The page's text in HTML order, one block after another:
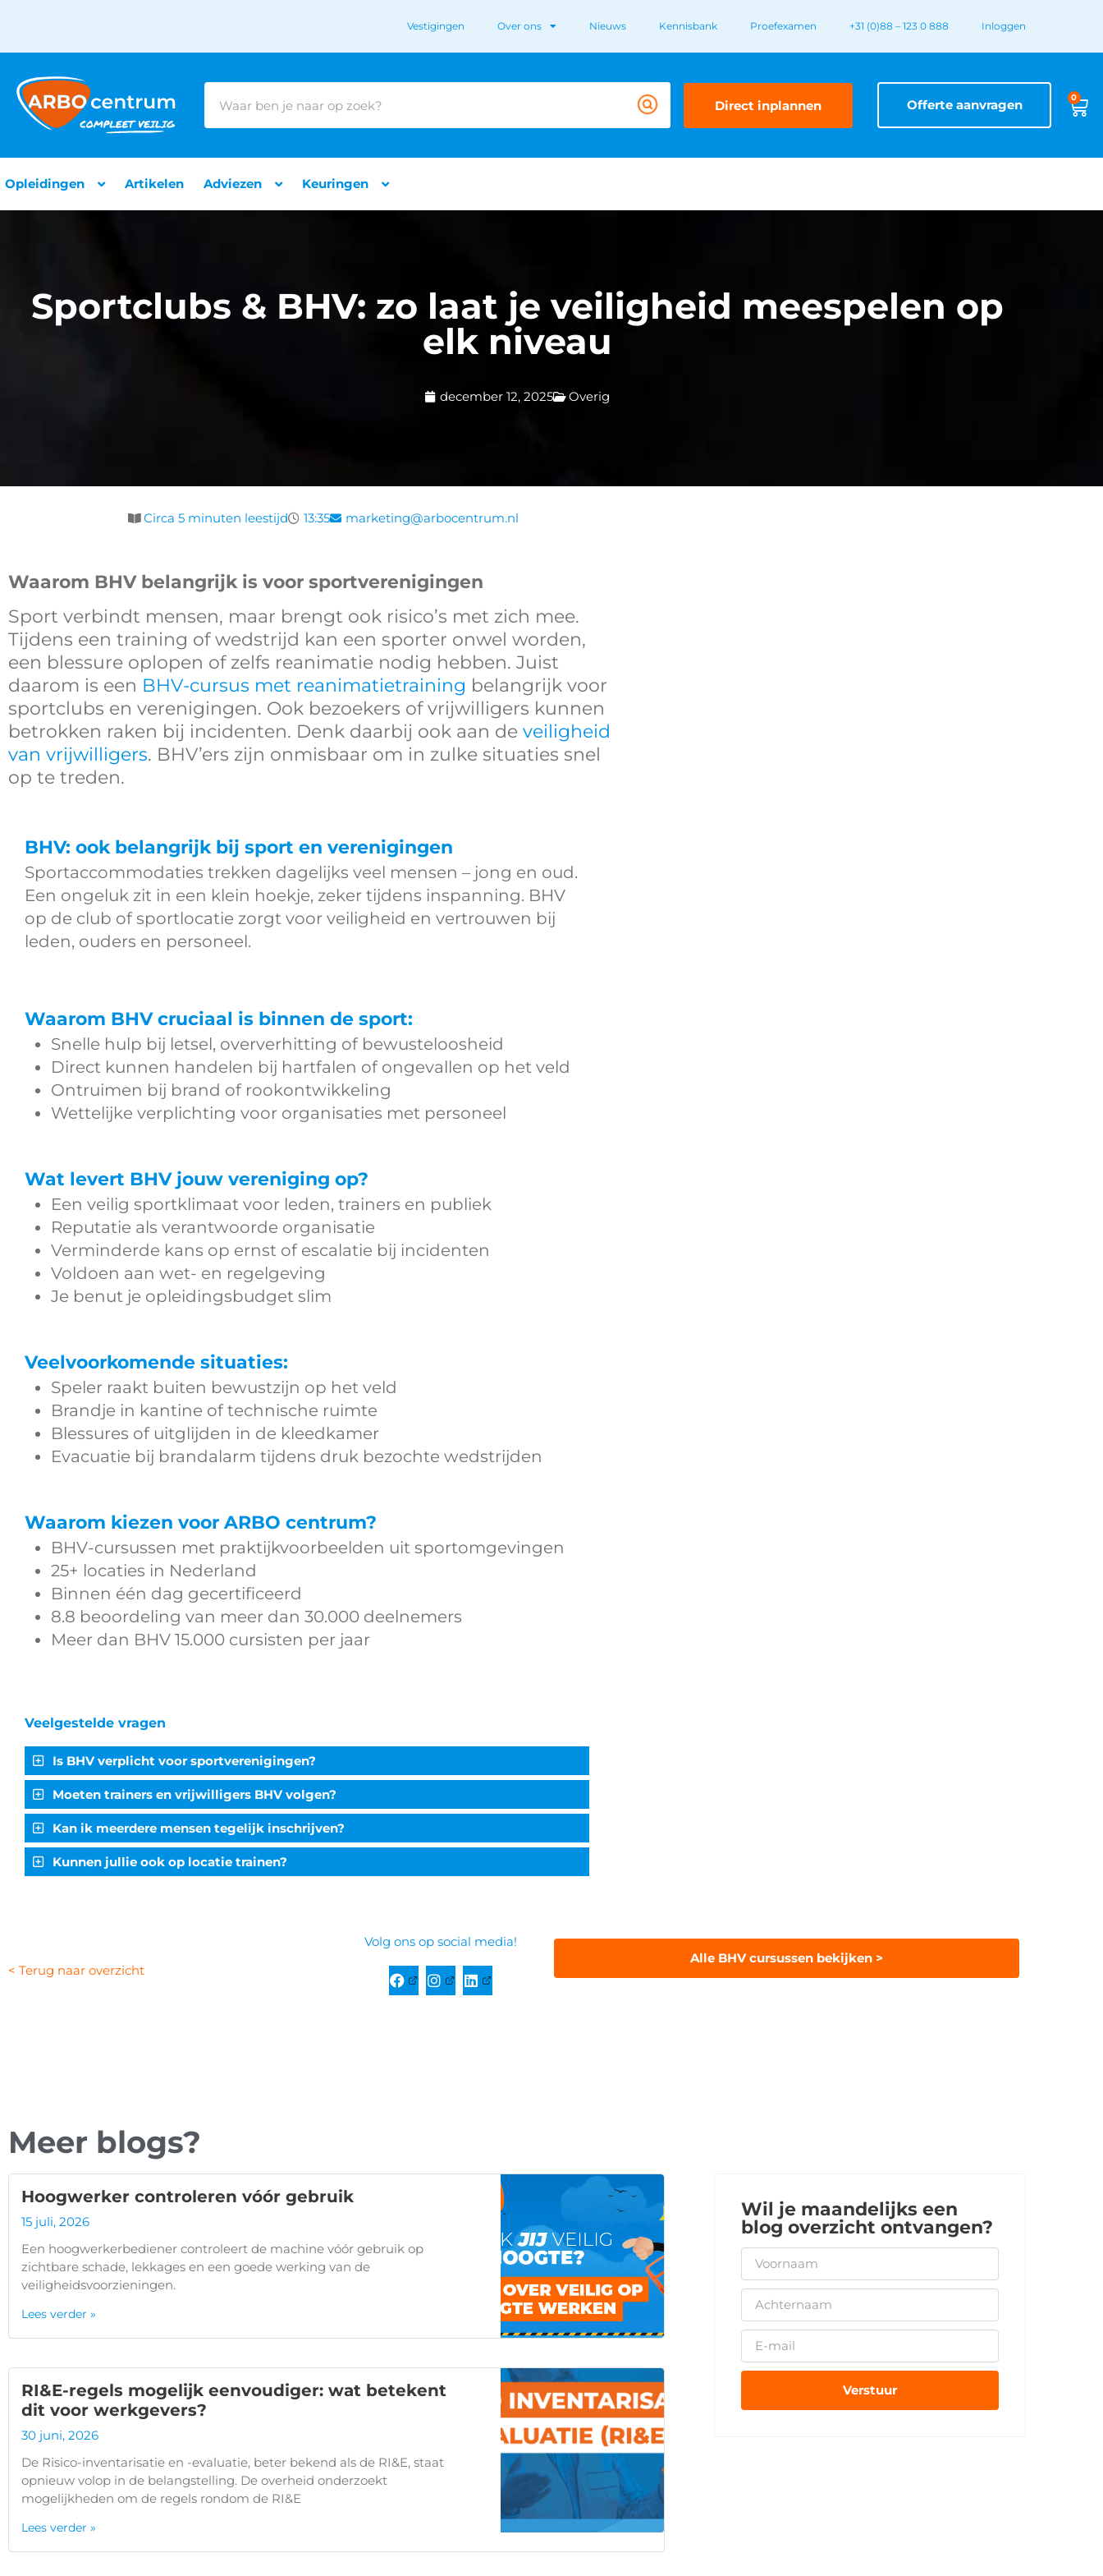
Vestigingen Over ons Nieuws Kennisbank Proefexamen +31 (0)88 – 123 0 888 Inloggen
Direct inplannen Offerte aanvragen 0
Opleidingen Artikelen Adviezen Keuringen
Sportclubs & BHV: zo laat je veiligheid meespelen op
elk niveau
december 12, 2025 Overig
Circa 5 minuten leestijd 13:35 marketing@arbocentrum.nl
Waarom BHV belangrijk is voor sportverenigingen
Sport verbindt mensen, maar brengt ook risico’s met zich mee.
Tijdens een training of wedstrijd kan een sporter onwel worden,
een blessure oplopen of zelfs reanimatie nodig hebben. Juist
daarom is een BHV-cursus met reanimatietraining belangrijk voor
sportclubs en verenigingen. Ook bezoekers of vrijwilligers kunnen
betrokken raken bij incidenten. Denk daarbij ook aan de veiligheid
van vrijwilligers. BHV’ers zijn onmisbaar om in zulke situaties snel
op te treden.
BHV: ook belangrijk bij sport en verenigingen
Sportaccommodaties trekken dagelijks veel mensen – jong en oud.
Een ongeluk zit in een klein hoekje, zeker tijdens inspanning. BHV
op de club of sportlocatie zorgt voor veiligheid en vertrouwen bij
leden, ouders en personeel.
Waarom BHV cruciaal is binnen de sport:
Snelle hulp bij letsel, oververhitting of bewusteloosheid
Direct kunnen handelen bij hartfalen of ongevallen op het veld
Ontruimen bij brand of rookontwikkeling
Wettelijke verplichting voor organisaties met personeel
Wat levert BHV jouw vereniging op?
Een veilig sportklimaat voor leden, trainers en publiek
Reputatie als verantwoorde organisatie
Verminderde kans op ernst of escalatie bij incidenten
Voldoen aan wet- en regelgeving
Je benut je opleidingsbudget slim
Veelvoorkomende situaties:
Speler raakt buiten bewustzijn op het veld
Brandje in kantine of technische ruimte
Blessures of uitglijden in de kleedkamer
Evacuatie bij brandalarm tijdens druk bezochte wedstrijden
Waarom kiezen voor ARBO centrum?
BHV-cursussen met praktijkvoorbeelden uit sportomgevingen
25+ locaties in Nederland
Binnen één dag gecertificeerd
8.8 beoordeling van meer dan 30.000 deelnemers
Meer dan BHV 15.000 cursisten per jaar
Veelgestelde vragen
Is BHV verplicht voor sportverenigingen?
Moeten trainers en vrijwilligers BHV volgen?
Kan ik meerdere mensen tegelijk inschrijven?
Kunnen jullie ook op locatie trainen?
< Terug naar overzicht
Volg ons op social media!
Alle BHV cursussen bekijken >
Meer blogs?
Hoogwerker controleren vóór gebruik
15 juli, 2026
Een hoogwerkerbediener controleert de machine vóór gebruik op
zichtbare schade, lekkages en een goede werking van de
veiligheidsvoorzieningen.
Lees verder »
RI&E-regels mogelijk eenvoudiger: wat betekent
dit voor werkgevers?
30 juni, 2026
De Risico-inventarisatie en -evaluatie, beter bekend als de RI&E, staat
opnieuw volop in de belangstelling. De overheid onderzoekt
mogelijkheden om de regels rondom de RI&E
Lees verder »
Wil je maandelijks een
blog overzicht ontvangen?
Verstuur